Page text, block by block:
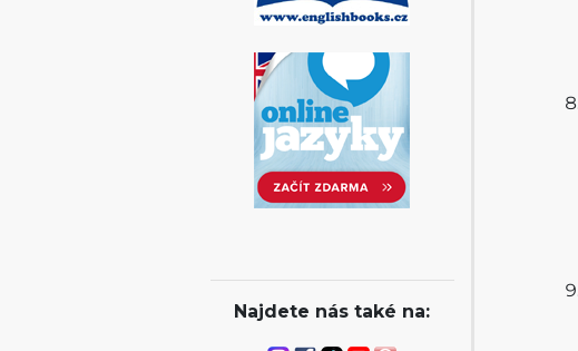
Najdete nás také na: